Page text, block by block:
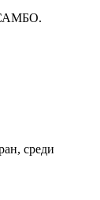
САМБО.
среди